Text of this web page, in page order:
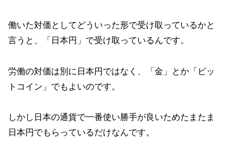
働いた対価としてどういった形で受け取っているかと
言うと、「日本円」で受け取っているんです。
労働の対価は別に日本円ではなく、「金」とか「ビッ
トコイン」でもよいのです。
しかし日本の通貨で一番使い勝手が良いためたまたま
日本円でもらっているだけなんです。